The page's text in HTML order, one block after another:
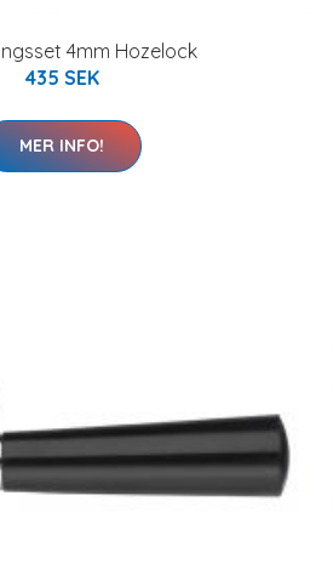
4mm Hozelock
435 SEK
MER INFO!